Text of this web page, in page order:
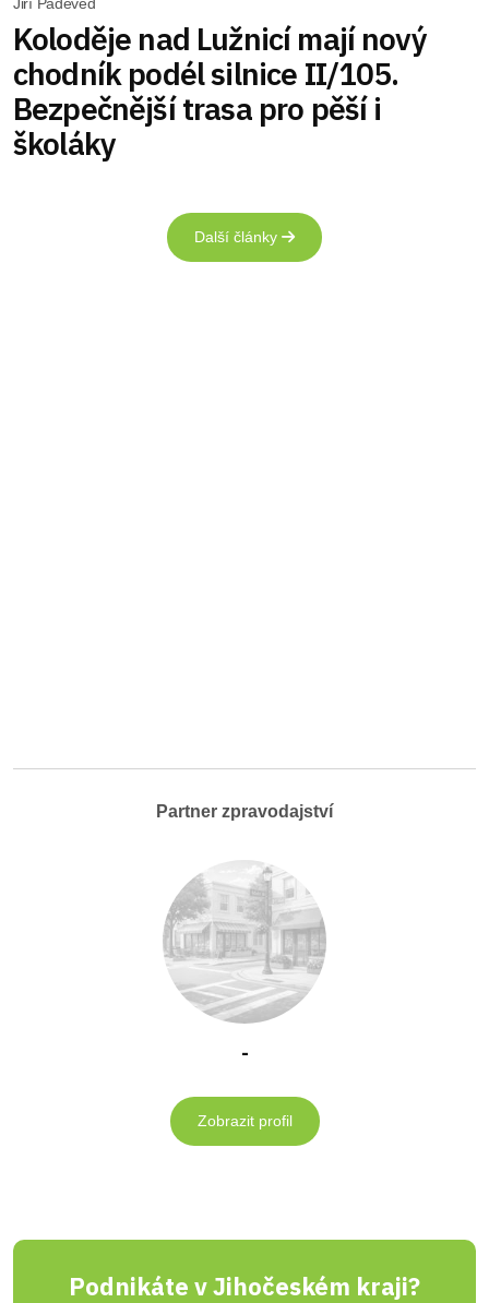
Koloděje nad Lužnicí mají nový
chodník podél silnice II/105.
Bezpečnější trasa pro pěší i
školáky
Další články
Partner zpravodajství
-
Zobrazit profil
Podnikáte v Jihočeském kraji?